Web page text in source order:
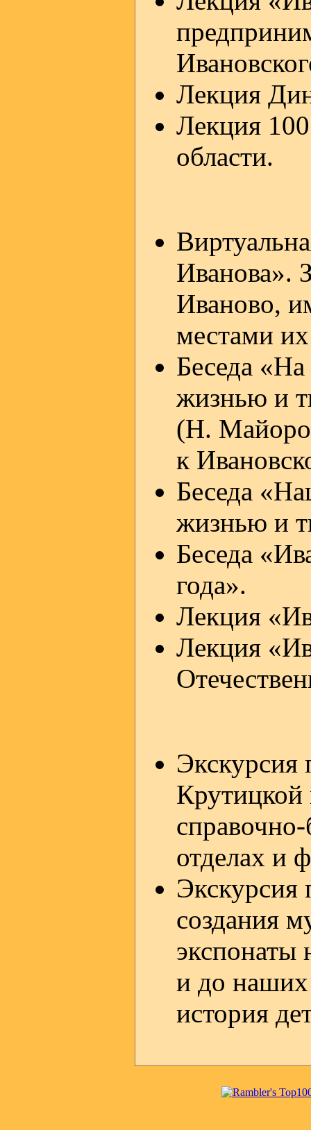
Лекция
Лекция
области.
Иванова».
Иваново,
местами
Беседа
жизнью и
(Н.
к
Беседа
жизнью и
Беседа
года».
Лекция
Лекция
Экскурсия
Крутицкой
отделах и
Экскурсия
создания
экспонаты
и до наших
история